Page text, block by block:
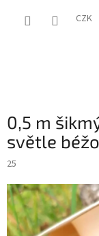
CZK
0,5 m
světle
25